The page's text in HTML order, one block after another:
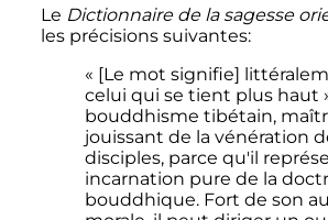
Le Dictionnaire de la sagesse
les précisions suivantes:
« [Le mot signifie]
celui qui se tient plus haut
bouddhisme tibétain,
jouissant de la vénération
disciples, parce qu'il
incarnation pure de la
bouddhique. Fort de son